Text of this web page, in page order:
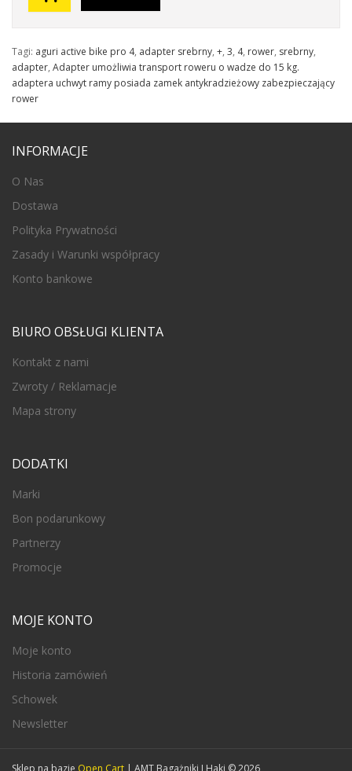
Tagi: aguri active bike pro 4, adapter srebrny, +, 3, 4, rower, srebrny,
adapter, Adapter umożliwia transport roweru o wadze do 15 kg.
adaptera uchwyt ramy posiada zamek antykradzieżowy zabezpieczający
rower
INFORMACJE
O Nas
Dostawa
Polityka Prywatności
Zasady i Warunki współpracy
Konto bankowe
BIURO OBSŁUGI KLIENTA
Kontakt z nami
Zwroty / Reklamacje
Mapa strony
DODATKI
Marki
Bon podarunkowy
Partnerzy
Promocje
MOJE KONTO
Moje konto
Historia zamówień
Schowek
Newsletter
Sklep na bazie Open Cart | AMT Bagażniki I Haki © 2026